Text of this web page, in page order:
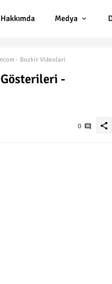
Hakkımda Medya
- Bozkir Videolari
Gösterileri -
0 share